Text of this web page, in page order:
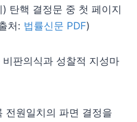
탄핵 결정문 중 첫 페이지
처: 법률신문 PDF)
판의식과 성찰적 지성마
전원일치의 파면 결정을